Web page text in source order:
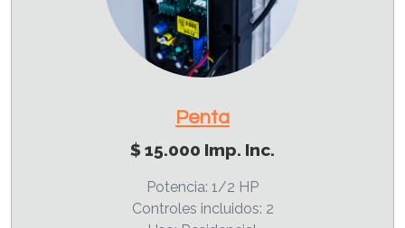
Penta
$ 15.000 Imp. Inc.
Potencia: 1/2 HP
Controles incluidos: 2